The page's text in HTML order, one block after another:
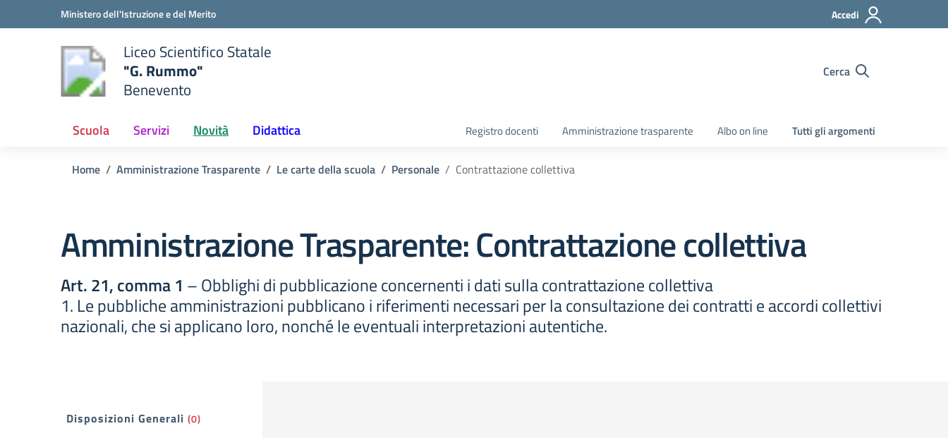
Vai ai contenuti
Vai al menu di navigazioneMinistero dell'Istruzione e del Merito Accedi
scuola
Liceo Scientifico Statale
"G. Rummo"
Benevento
Cerca
Scuola Servizi Novità Didattica Registro docenti Amministrazione trasparente Albo on line Tutti gli argomenti
Home Amministrazione Trasparente Le carte della scuola Personale Contrattazione collettiva
Amministrazione Trasparente:Contrattazione collettiva
Art. 21, comma 1 – Obblighi di pubblicazione concernenti i dati sulla contrattazione collettiva
1. Le pubbliche amministrazioni pubblicano i riferimenti necessari per la consultazione dei contratti e accordi collettivi
nazionali, che si applicano loro, nonché le eventuali interpretazioni autentiche.
Filtri
Disposizioni Generali (0)